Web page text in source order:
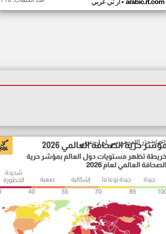
اخبار جزر القمر من سي ان ان عربي